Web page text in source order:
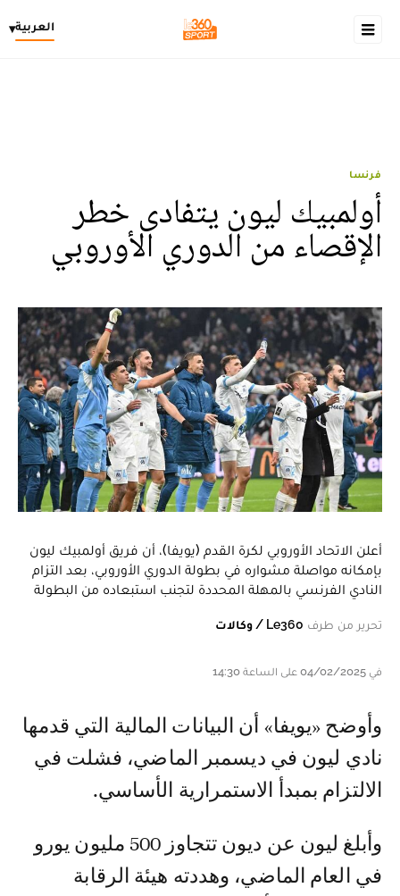
العربية▾
فرنسا
أولمبيك ليون يتفادى خطر
الإقصاء من الدوري الأوروبي
أعلن الاتحاد الأوروبي لكرة القدم (يويفا)، أن فريق أولمبيك ليون
بإمكانه مواصلة مشواره في بطولة الدوري الأوروبي، بعد التزام
النادي الفرنسي بالمهلة المحددة لتجنب استبعاده من البطولة
تحرير من طرف Le360 / وكالات
في 04/02/2025 على الساعة 14:30
وأوضح «يويفا» أن البيانات المالية التي قدمها
نادي ليون في ديسمبر الماضي، فشلت في
الالتزام بمبدأ الاستمرارية الأساسي.
وأبلغ ليون عن ديون تتجاوز 500 مليون يورو
في العام الماضي، وهددته هيئة الرقابة